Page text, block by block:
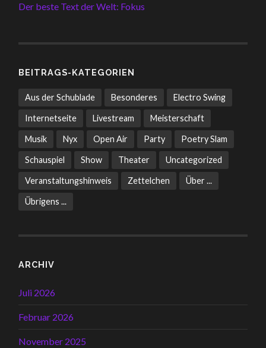
Der beste Text der Welt: Fokus
BEITRAGS-KATEGORIEN
Aus der Schublade Besonderes Electro Swing
Internetseite Livestream Meisterschaft
Musik Nyx Open Air Party Poetry Slam
Schauspiel Show Theater Uncategorized
Veranstaltungshinweis Zettelchen Über ...
Übrigens ...
ARCHIV
Juli 2026
Februar 2026
November 2025